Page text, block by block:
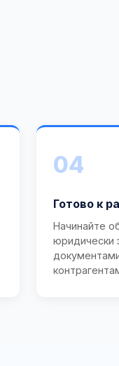
04
Готово к
Начинайте
юридически